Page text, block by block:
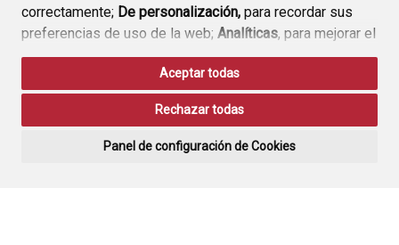
correctamente; De personalización, para recordar sus
preferencias de uso de la web; Analíticas, para mejorar el
funcionamiento de la web y sus servicios.
Si acepta pulsando el botón“Aceptar todas”
consideramos que acepta su uso. Si pulsa el botón
ninguna acción, se guardarán las cookies técnicas
Aceptar todas
Rechazar todas
Panel de configuración de Cookies